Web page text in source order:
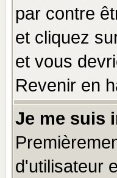
par contre
et cliquez
et vous
Revenir en
Je me suis
d'utilisateur